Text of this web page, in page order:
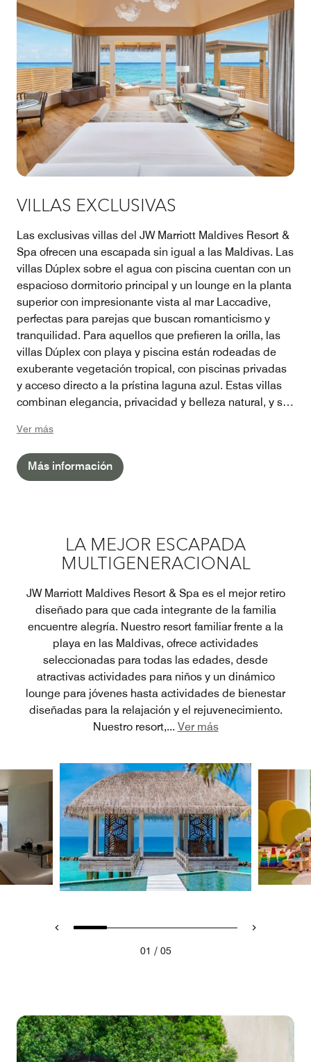
VILLAS EXCLUSIVAS
Las exclusivas villas del JW Marriott Maldives Resort &
Spa ofrecen una escapada sin igual a las Maldivas. Las
villas Dúplex sobre el agua con piscina cuentan con un
espacioso dormitorio principal y un lounge en la planta
superior con impresionante vista al mar Laccadive,
perfectas para parejas que buscan romanticismo y
tranquilidad. Para aquellos que prefieren la orilla, las
villas Dúplex con playa y piscina están rodeadas de
exuberante vegetación tropical, con piscinas privadas
y acceso directo a la prístina laguna azul. Estas villas
combinan elegancia, privacidad y belleza natural, y se
Ver más
Más información
LA MEJOR ESCAPADA
MULTIGENERACIONAL
JW Marriott Maldives Resort & Spa es el mejor retiro
diseñado para que cada integrante de la familia
encuentre alegría. Nuestro resort familiar frente a la
playa en las Maldivas, ofrece actividades
seleccionadas para todas las edades, desde
atractivas actividades para niños y un dinámico
lounge para jóvenes hasta actividades de bienestar
diseñadas para la relajación y el rejuvenecimiento.
Nuestro resort,... Ver más
01 / 05